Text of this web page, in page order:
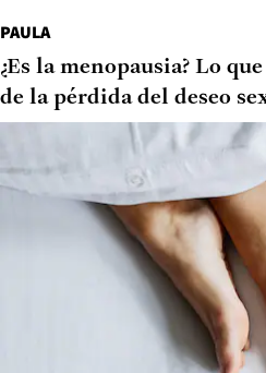
PAULA
¿Es la menopausia? Lo
de la pérdida del deseo